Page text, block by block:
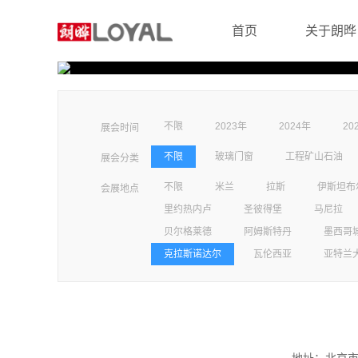
首页 关于朗晔
展会时间 不限 2023年 2024年
展会分类 不限 玻璃门窗 工程矿山石油
会展地点 不限 米兰 拉斯 伊斯坦布
里约热内卢
圣彼得堡 马尼拉
贝尔格莱德
阿姆斯特丹 墨西哥
克拉斯诺达尔
瓦伦西亚 亚特兰